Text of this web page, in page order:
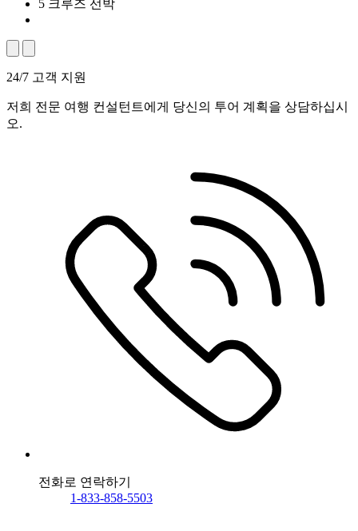
5 크루즈 선박
24/7 고객 지원
저희 전문 여행 컨설턴트에게 당신의 투어 계획을 상담하십시
오.
전화로 연락하기
1-833-858-5503